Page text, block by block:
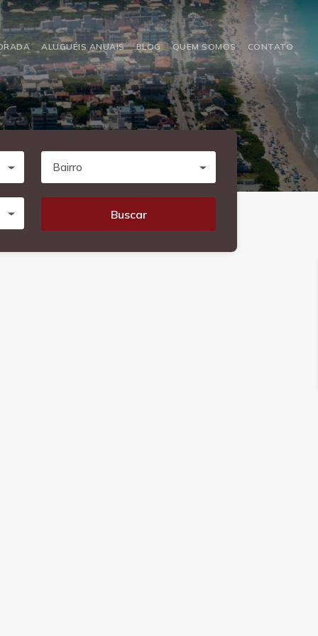
ALUGUÉIS ANUAIS BLOG QUEM SOMOS CONTATO
Bairro
Buscar